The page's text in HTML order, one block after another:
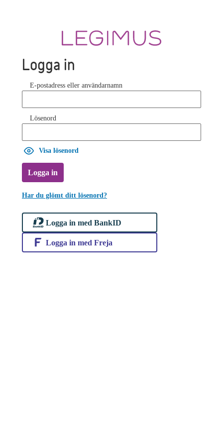
Logga in
E-postadress eller användarnamn
Lösenord
Visa lösenord
Logga in
Har du glömt ditt lösenord?
Logga in med BankID
Logga in med Freja